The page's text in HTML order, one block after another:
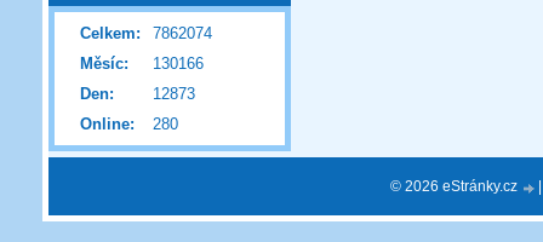
Online: 280
Celkem:
7862074
Měsíc:
130166
Den:
12873
© 2026 eStránky.cz